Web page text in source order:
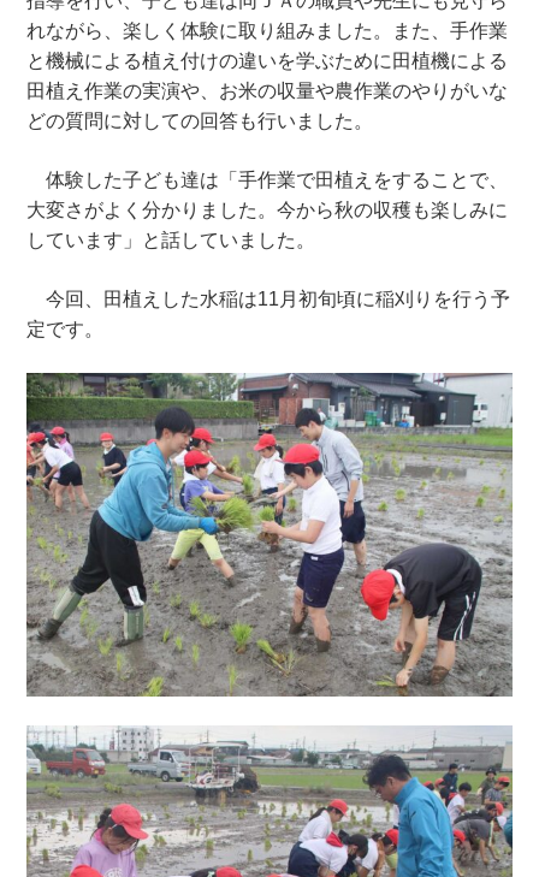
れながら、楽しく体験に取り組みました。また、手作業
と機械による植え付けの違いを学ぶために田植機による
田植え作業の実演や、お米の収量や農作業のやりがいな
どの質問に対しての回答も行いました。
体験した子ども達は「手作業で田植えをすることで、
大変さがよく分かりました。今から秋の収穫も楽しみに
しています」と話していました。
今回、田植えした水稲は11月初旬頃に稲刈りを行う予
定です。